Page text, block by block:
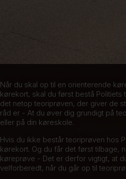
Når du skal op til en orienterende
kørekort, skal du først bestå Politiets
det netop teoriprøven, der giver de
råd er - At du øver dig grundigt på
eller på din køreskole.
Hvis du ikke består teoriprøven hos
kørekort. Og du får det først tilbage,
køreprøve - Det er derfor vigtigt, at
velforberedt, når du går op til